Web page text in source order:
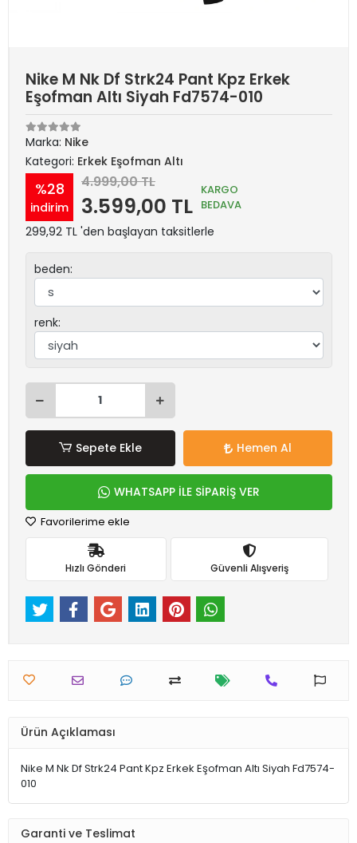
Nike M Nk Df Strk24 Pant Kpz Erkek
Eşofman Altı Siyah Fd7574-010
Marka: Nike
Kategori: Erkek Eşofman Altı
%28
indirim
4.999,00 TL
3.599,00 TL
KARGO
BEDAVA
299,92 TL 'den başlayan taksitlerle
beden:
renk:
Sepete Ekle Hemen Al
WHATSAPP İLE SİPARİŞ VER
Favorilerime ekle
Hızlı Gönderi Güvenli Alışveriş
Ürün Açıklaması
Nike M Nk Df Strk24 Pant Kpz Erkek Eşofman Altı Siyah Fd7574-
010
Garanti ve Teslimat